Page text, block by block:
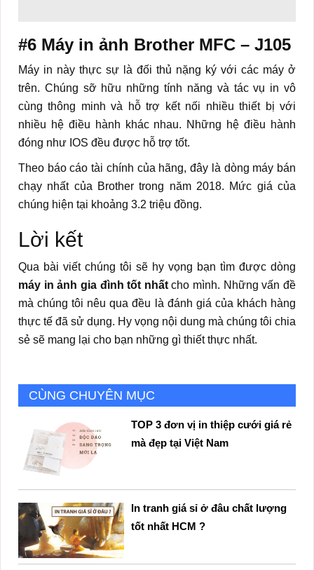
#6 Máy in ảnh Brother MFC – J105
Máy in này thực sự là đối thủ nặng ký với các máy ở
trên. Chúng sỡ hữu những tính năng và tác vụ in vô
cùng thông minh và hỗ trợ kết nối nhiều thiết bị với
nhiều hệ điều hành khác nhau. Những hệ điều hành
đóng như IOS đều được hỗ trợ tốt.
Theo báo cáo tài chính của hãng, đây là dòng máy bán
chạy nhất của Brother trong năm 2018. Mức giá của
chúng hiện tại khoảng 3.2 triệu đồng.
Lời kết
Qua bài viết chúng tôi sẽ hy vọng bạn tìm được dòng
máy in ảnh gia đình tốt nhấtcho mình. Những vấn đề
mà chúng tôi nêu qua đều là đánh giá của khách hàng
thực tế đã sử dụng. Hy vọng nội dung mà chúng tôi chia
sẻ sẽ mang lại cho bạn những gì thiết thực nhất.
CÙNG CHUYÊN MỤC
TOP 3 đơn vị in thiệp cưới giá rẻ
mà đẹp tại Việt Nam
In tranh giá sỉ ở đâu chất lượng
tốt nhất HCM ?